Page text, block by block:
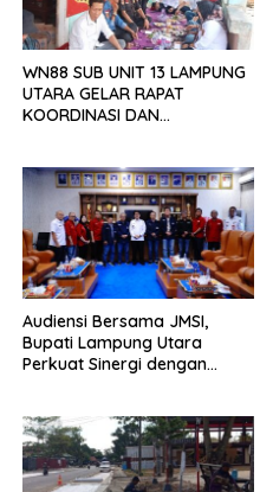
WN88 SUB UNIT 13 LAMPUNG
UTARA GELAR RAPAT
KOORDINASI DAN
Audiensi Bersama JMSI,
Bupati Lampung Utara
Perkuat Sinergi dengan